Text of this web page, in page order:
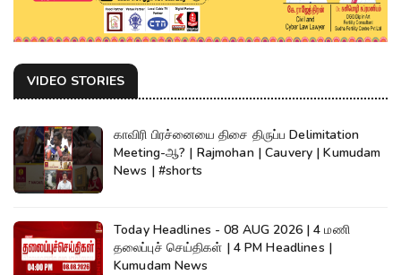
VIDEO STORIES
காவிரி பிரச்னையை திசை திருப்ப Delimitation
Meeting-ஆ? | Rajmohan | Cauvery | Kumudam
News | #shorts
Today Headlines - 08 AUG 2026 | 4 மணி
தலைப்புச் செய்திகள் | 4 PM Headlines |
Kumudam News